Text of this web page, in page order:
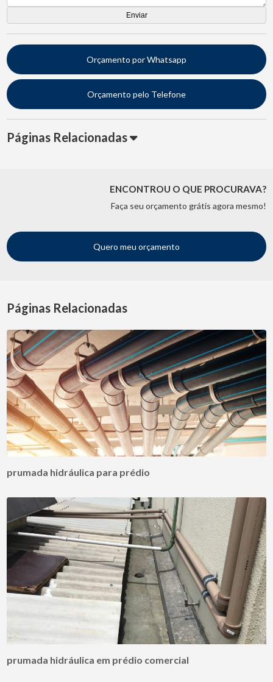
Orçamento por Whatsapp
Orçamento pelo Telefone
Páginas Relacionadas
ENCONTROU O QUE PROCURAVA?
Faça seu orçamento grátis agora mesmo!
Quero meu orçamento
Páginas Relacionadas
prumada hidráulica para prédio
prumada hidráulica em prédio comercial